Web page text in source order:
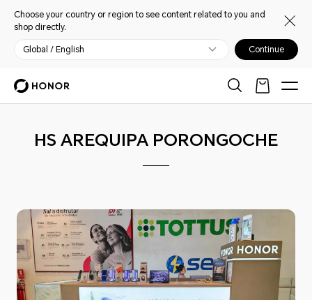
Choose your country or region to see content related to you and
shop directly.
Global / English Continue
HS AREQUIPA PORONGOCHE